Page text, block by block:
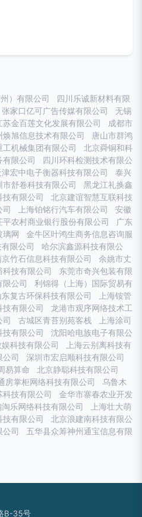
）有限公司
四川乐诚新材料有限
张家口亿可广告传媒有限公司
无锡
苏金百莲文化发展有限公司
成都市
焕旭信息技术有限公司
唐山市群鸿
工机械集团有限公司
北京舜铜和科
限公司
四川环科检测技术有限公
津宏中电子衡器科技有限公司
泰兴
市舒卷科技有限公司
黑龙江礼换鑫
有限公司
北京建谊智慧互联科技
上海铂铭行汽车有限公司
安徽
平农村商业银行股份有限公司
广东
璃网
金牛区叶鸿生商务信息咨询服
限公司
哈尔滨鑫源科技有限公
京竹石信息科技有限公司
余姚市丈
科技有限公司
东莞市奇兴包装有限
公司
利锦得（上海）国际贸易有
东复古环保科技有限公司
上海铵管
有限公司
龙港市观序网络技术工
古城区青苔别苑客栈
上海涂司
有限公司
沈阳哈电族电子有限公
科技有限公司
上海云别离科技有
司
深圳市宏启顺科技有限公司
易算命
北京静聪科技有限公司
房掌柜网络科技有限公司
乌鲁木
科技有限公司
金华市寨春农业开发
乐网络科技有限公司
上海壮大萌
有限公司
北京浪建南科技有限公
司
五华县众筹神州通宝信息有限
B-35号